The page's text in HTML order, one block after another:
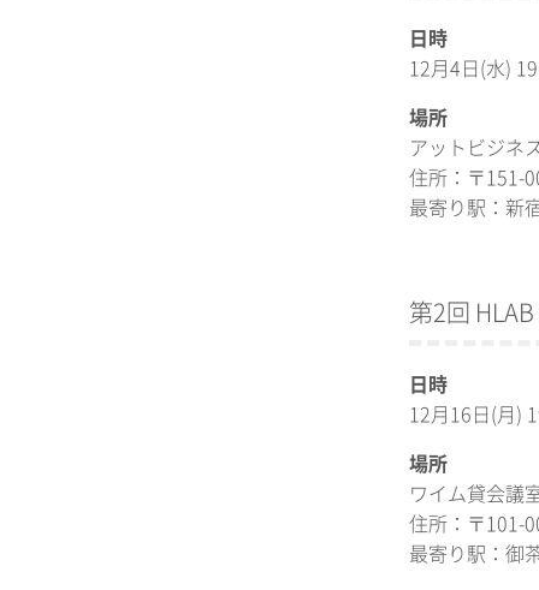
日時
12月4日(水)
場所
アットビジネ
住所：〒151-
最寄り駅：新
第2回
日時
12月16日(月)
場所
ワイム貸会議
住所：〒101-
最寄り駅：御